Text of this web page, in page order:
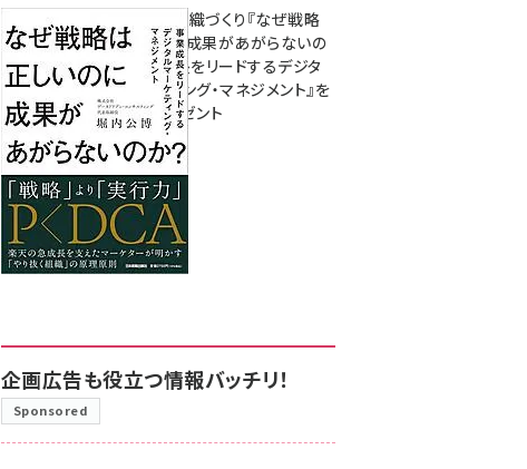
成果を生む組織づくり『なぜ戦略
は正しいのに成果があがらないの
か？ 事業成長をリードするデジタ
ルマーケティング・マネジメント』を
3名様にプレゼント
8月7日 10:00
企画広告も役立つ情報バッチリ！
Sponsored